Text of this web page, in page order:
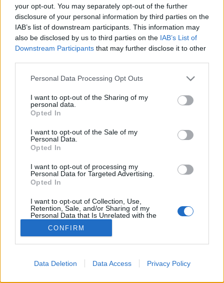
your opt-out. You may separately opt-out of the further
disclosure of your personal information by third parties on the
IAB’s list of downstream participants. This information may
also be disclosed by us to third parties on the IAB’s List of
Downstream Participants that may further disclose it to other
Please note that this website/app uses one or more Google
not limited to your visit or usage behaviour. You may click to
grant or deny consent to Google and its third-party tags to
use your data for below specified purposes in below Google
consent section.
Personal Data Processing Opt Outs
I want to opt-out of the Sharing of my
personal data.
Opted In
I want to opt-out of the Sale of my
Personal Data.
Opted In
I want to opt-out of processing my
Personal Data for Targeted Advertising.
Opted In
I want to opt-out of Collection, Use,
Retention, Sale, and/or Sharing of my
Personal Data that Is Unrelated with the
Purposes for which it was collected.
Opted Out
I want to allow Google to enable storage
related to advertising like cookies on web or
CONFIRM
Data Deletion Data Access Privacy Policy
A gyomnövény szóhoz rendszerint valamilyen
kellemetlen megjelenésű, vagy egyéb rosszindulatú
tulajdonságokkal felvértezett növényt társítunk, amit
dühödten próbálunk kiirtani a kertből, a zöldségek
Feketefenyő pusztulás a Balatonnál
Megyeri Szabolcs•
Aktuális hír, hogy a Keszthelyi-hegységben
pusztulásnak indult a feketefenyő állomány, ami
ellenére, hogy tájidegen, betelepített faj, közel
másfél évszázada meghatározó növénye a